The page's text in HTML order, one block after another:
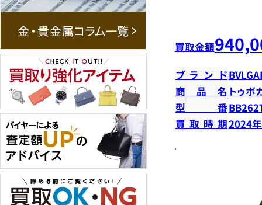
買取金額
ブランド
商品名 トゥボ
型番
買取時期2024